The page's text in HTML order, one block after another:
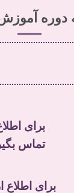
دوره آموزش
برای
تماس
برای